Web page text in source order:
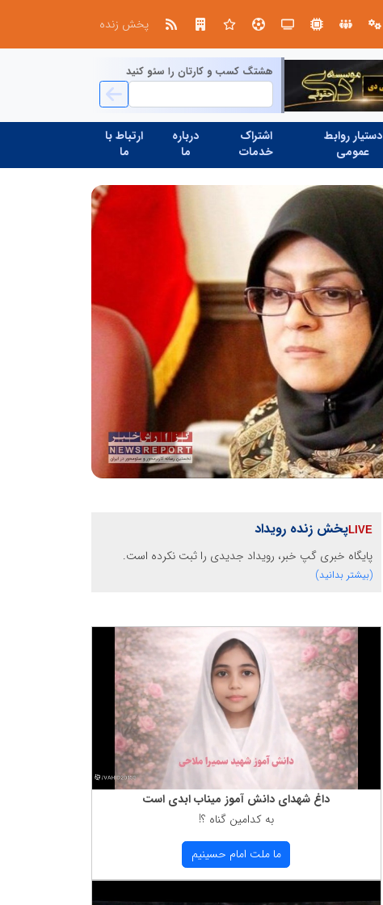
پخش زنده
هشتگ کسب و کارتان را سئو کنید
دستیار روابط
عمومی
اشتراک
خدمات
درباره
ما
ارتباط با
ما
پخش زنده رویداد
پایگاه خبری گپ خبر، رویداد جدیدی را ثبت نکرده است.
(بیشتر بدانید)
داغ شهدای دانش آموز میناب ابدی است
به كدامین گناه ؟!
ما ملت امام حسینیم